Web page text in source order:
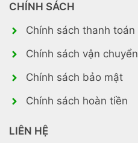
CHÍNH SÁCH
Chính sách thanh toán
Chính sách vận chuyển
Chính sách bảo mật
Chính sách hoàn tiền
LIÊN HỆ